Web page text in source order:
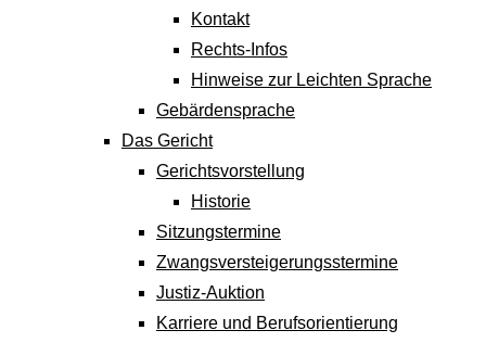
Kontakt
Rechts-Infos
Hinweise zur Leichten Sprache
Gebärdensprache
Das Gericht
Gerichtsvorstellung
Historie
Sitzungstermine
Zwangsversteigerungs­stermine
Justiz-Auktion
Karriere und Berufsorientierung